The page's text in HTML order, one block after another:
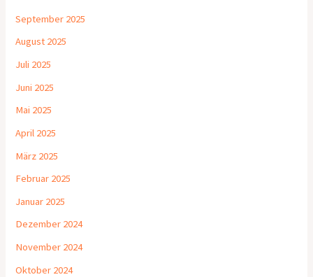
September 2025
August 2025
Juli 2025
Juni 2025
Mai 2025
April 2025
März 2025
Februar 2025
Januar 2025
Dezember 2024
November 2024
Oktober 2024